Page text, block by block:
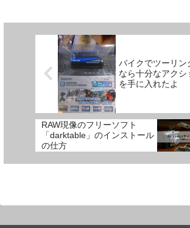
バイクでツーリン
なら十分なアクシ
を手に入れたよ
RAW現像のフリーソフト
「darktable」のインストール
の仕方